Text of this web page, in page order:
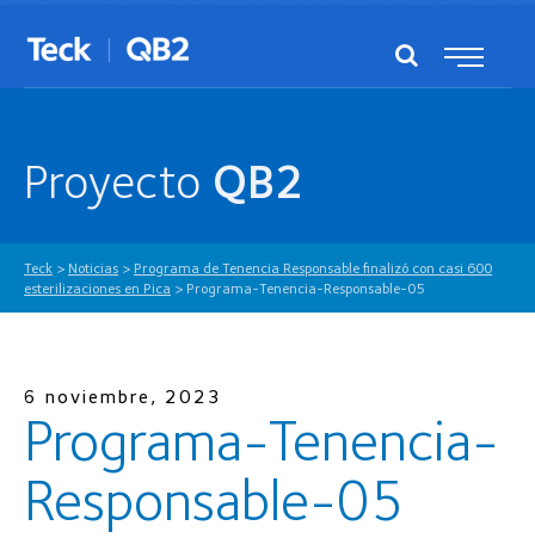
Proyecto QB2
Teck > Noticias > Programa de Tenencia Responsable finalizó con casi 600
esterilizaciones en Pica > Programa-Tenencia-Responsable-05
6 noviembre, 2023
Programa-Tenencia-
Responsable-05